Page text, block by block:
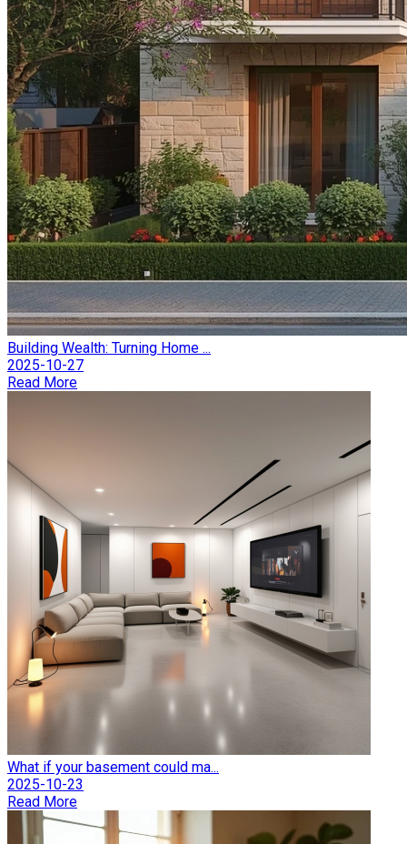
Building Wealth: Turning Home ...
2025-10-27
Read More
What if your basement could ma...
2025-10-23
Read More